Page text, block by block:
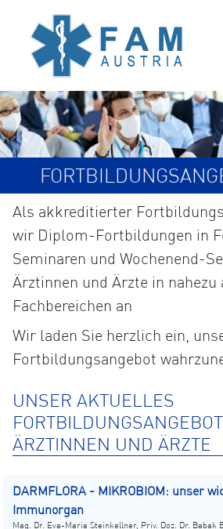
Als akkreditierter
wir Diplom-Fortbildungen in
Seminaren und Wochenend-
Ärztinnen und Ärzte in nahezu
Fachbereichen an
Wir laden Sie herzlich ein,
Fortbildungsangebot
UNSER AKTUELLES
ÄRZTINNEN UND ÄRZTE
DARMFLORA - MIKROBIOM: unser
Immunorgan
Mag. Dr. Eva-Maria Steinkellner, Priv. Doz. Dr. Babak